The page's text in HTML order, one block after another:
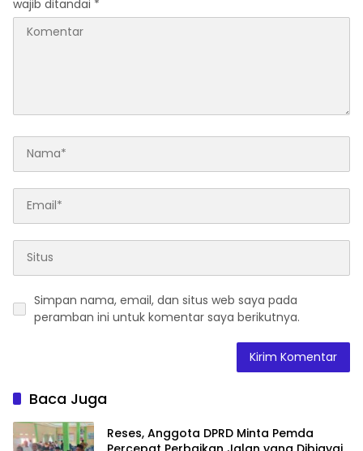
wajib ditandai *
Simpan nama, email, dan situs web saya pada
peramban ini untuk komentar saya berikutnya.
Baca Juga
Reses, Anggota DPRD Minta Pemda